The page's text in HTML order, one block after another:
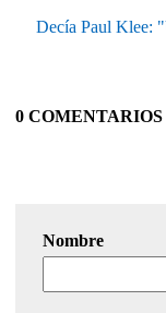
Decía Paul Klee:
0 COMENTARIOS
Nombre